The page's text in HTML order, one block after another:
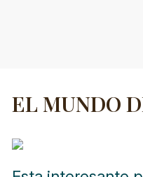
EL MUNDO